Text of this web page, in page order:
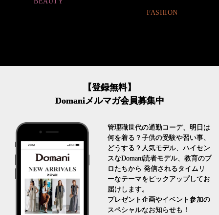
FASHION
【登録無料】
Domaniメルマガ会員募集中
管理職世代の通勤コーデ、明日は
何を着る？子供の受験や習い事、
どうする？人気モデル、ハイセン
スなDomani読者モデル、教育のプ
ロたちから 発信されるタイムリ
ーなテーマをピックアップしてお
届けします。
プレゼント企画やイベント参加の
スペシャルなお知らせも！